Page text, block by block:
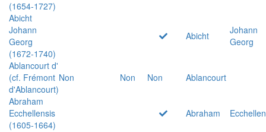
(1654-1727)
Abicht
Johann
Georg
(1672-1740)
Abicht
Johann
Georg
Ablancourt d'
(cf. Frémont
d'Ablancourt)
Non Non Non
Ablancourt
Abraham
Ecchellensis
(1605-1664)
Abraham